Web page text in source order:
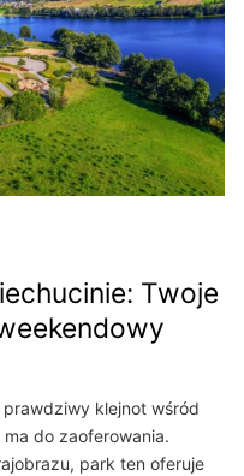
Twoje
klejnot wśród
do zaoferowania.
park ten oferuje